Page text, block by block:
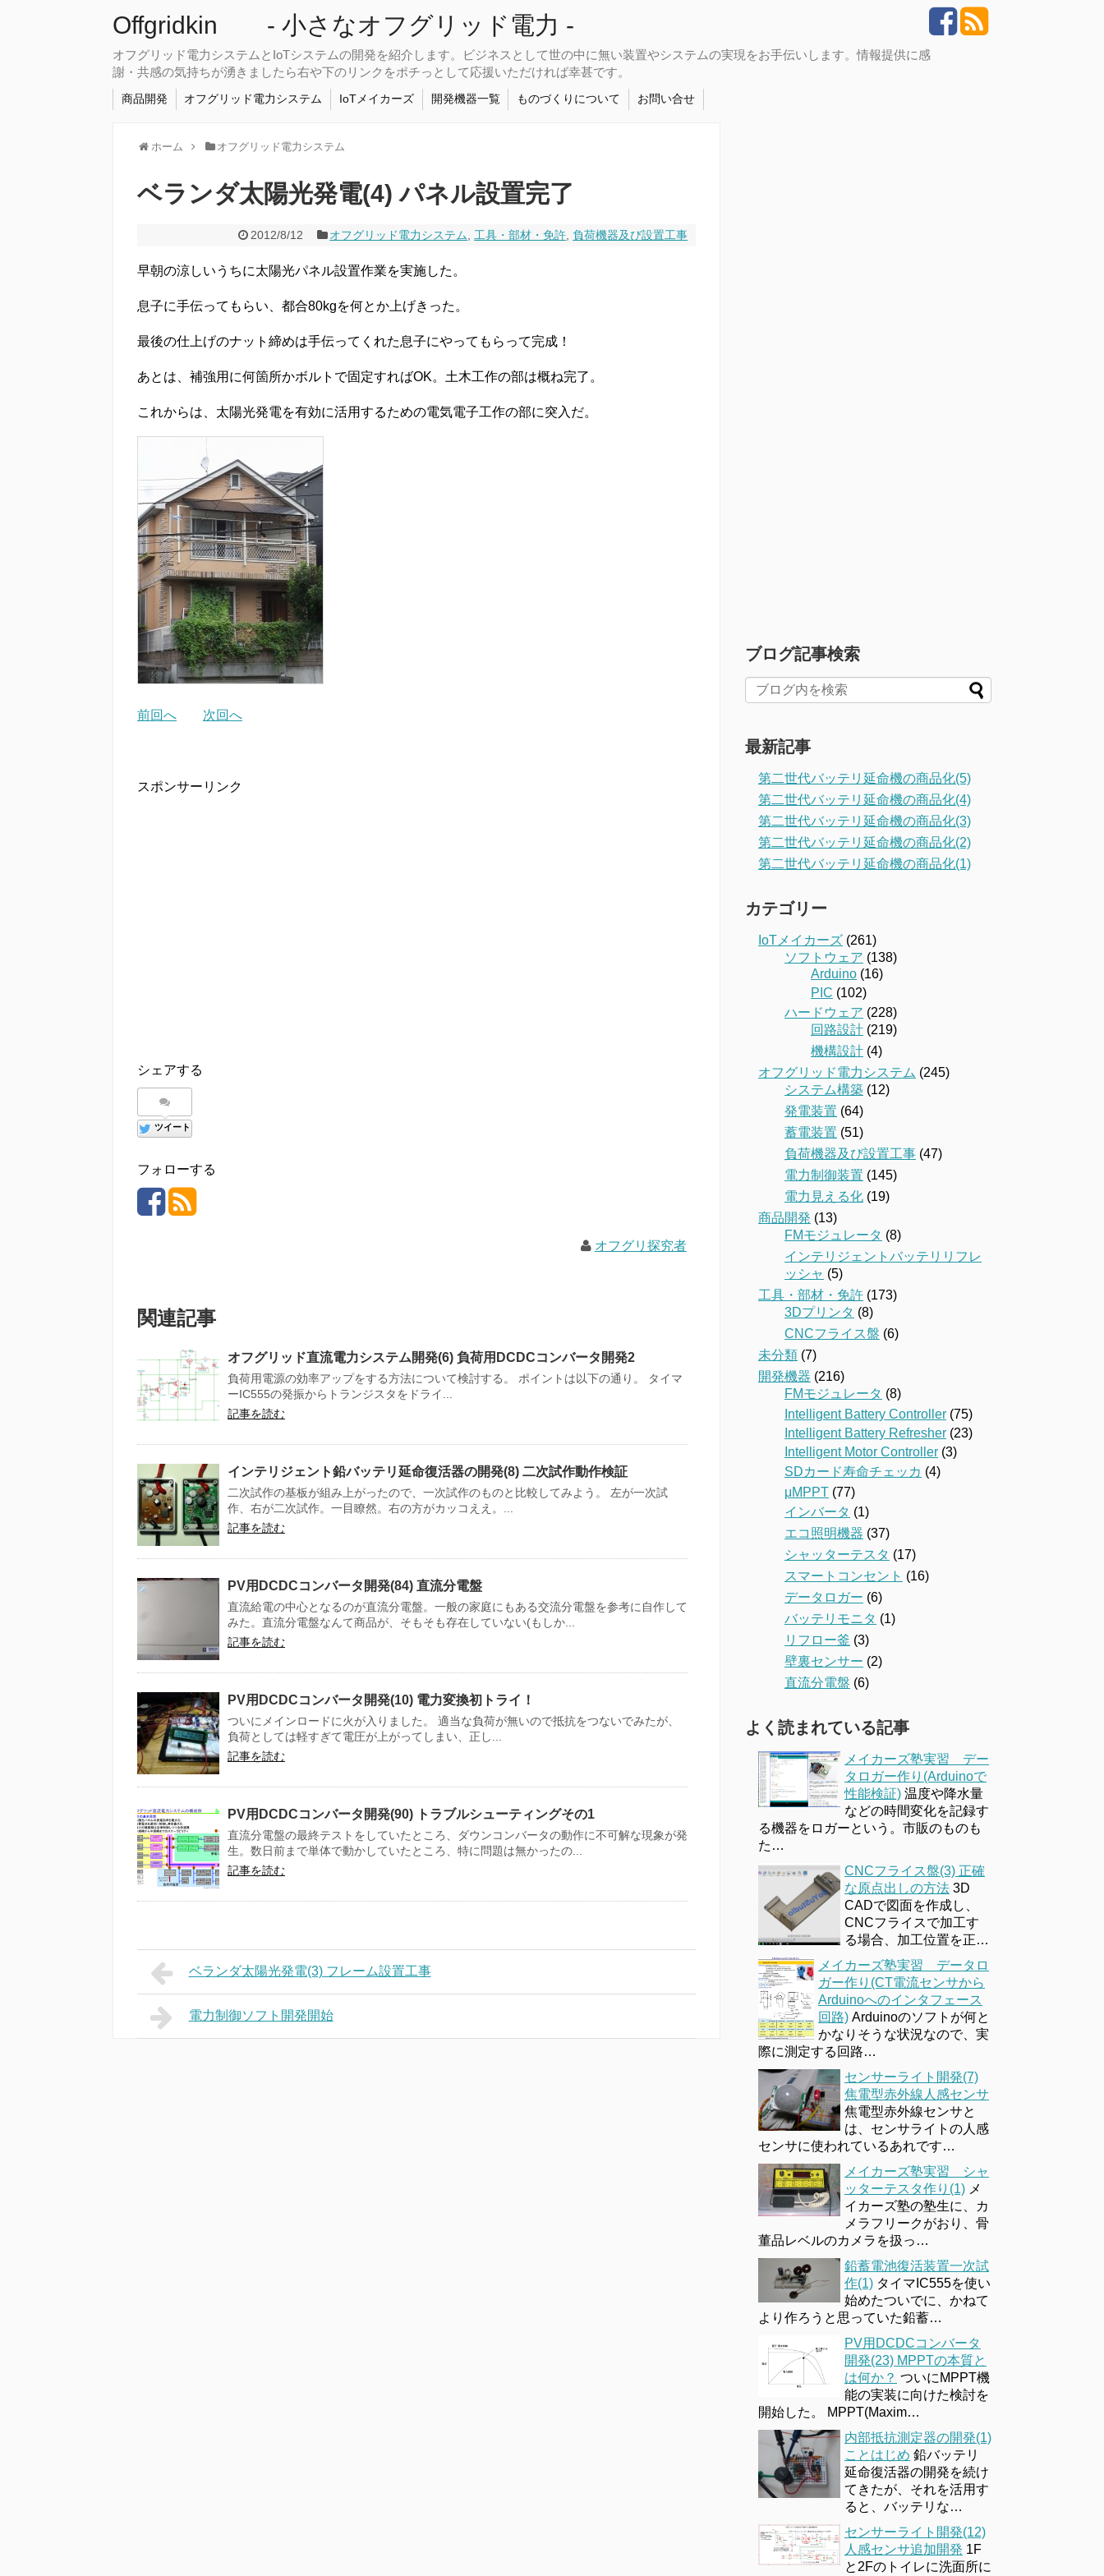
Offgridkin - 小さなオフグリッド電力 -
オフグリッド電力システムとIoTシステムの開発を紹介します。ビジネスとして世の中に無い装置やシステムの実現をお手伝いします。情報提供に感
謝・共感の気持ちが湧きましたら右や下のリンクをポチっとして応援いただければ幸甚です。
商品開発 オフグリッド電力システム IoTメイカーズ 開発機器一覧 ものづくりについて お問い合せ
ホーム オフグリッド電力システム
ベランダ太陽光発電(4) パネル設置完了
2012/8/12 オフグリッド電力システム,工具・部材・免許, 負荷機器及び設置工事
早朝の涼しいうちに太陽光パネル設置作業を実施した。
息子に手伝ってもらい、都合80kgを何とか上げきった。
最後の仕上げのナット締めは手伝ってくれた息子にやってもらって完成！
あとは、補強用に何箇所かボルトで固定すればOK。土木工作の部は概ね完了。
これからは、太陽光発電を有効に活用するための電気電子工作の部に突入だ。
前回へ 次回へ
スポンサーリンク
シェアする
ツイート
フォローする
オフグリ探究者
関連記事
オフグリッド直流電力システム開発(6) 負荷用DCDCコンバータ開発2
負荷用電源の効率アップをする方法について検討する。 ポイントは以下の通り。 タイマ
ーIC555の発振からトランジスタをドライ...
記事を読む
インテリジェント鉛バッテリ延命復活器の開発(8) 二次試作動作検証
二次試作の基板が組み上がったので、一次試作のものと比較してみよう。 左が一次試
作、右が二次試作。一目瞭然。右の方がカッコええ。...
記事を読む
PV用DCDCコンバータ開発(84) 直流分電盤
直流給電の中心となるのが直流分電盤。一般の家庭にもある交流分電盤を参考に自作して
みた。直流分電盤なんて商品が、そもそも存在していない(もしか...
記事を読む
PV用DCDCコンバータ開発(10) 電力変換初トライ！
ついにメインロードに火が入りました。 適当な負荷が無いので抵抗をつないでみたが、
負荷としては軽すぎて電圧が上がってしまい、正し...
記事を読む
PV用DCDCコンバータ開発(90) トラブルシューティングその1
直流分電盤の最終テストをしていたところ、ダウンコンバータの動作に不可解な現象が発
生。数日前まで単体で動かしていたところ、特に問題は無かったの...
記事を読む
ベランダ太陽光発電(3) フレーム設置工事
電力制御ソフト開発開始
ブログ記事検索
最新記事
第二世代バッテリ延命機の商品化(5)
第二世代バッテリ延命機の商品化(4)
第二世代バッテリ延命機の商品化(3)
第二世代バッテリ延命機の商品化(2)
第二世代バッテリ延命機の商品化(1)
カテゴリー
IoTメイカーズ (261)
ソフトウェア (138)
Arduino (16)
PIC (102)
ハードウェア (228)
回路設計 (219)
機構設計 (4)
オフグリッド電力システム (245)
システム構築 (12)
発電装置 (64)
蓄電装置 (51)
負荷機器及び設置工事 (47)
電力制御装置 (145)
電力見える化 (19)
商品開発 (13)
FMモジュレータ (8)
インテリジェントバッテリリフレ
ッシャ (5)
工具・部材・免許 (173)
3Dプリンタ (8)
CNCフライス盤 (6)
未分類 (7)
開発機器 (216)
FMモジュレータ (8)
Intelligent Battery Controller (75)
Intelligent Battery Refresher (23)
Intelligent Motor Controller (3)
SDカード寿命チェッカ (4)
μMPPT (77)
インバータ (1)
エコ照明機器 (37)
シャッターテスタ (17)
スマートコンセント (16)
データロガー (6)
バッテリモニタ (1)
リフロー釜 (3)
壁裏センサー (2)
直流分電盤 (6)
よく読まれている記事
メイカーズ塾実習 デー
タロガー作り(Arduinoで
性能検証) 温度や降水量
などの時間変化を記録す
る機器をロガーという。市販のものも
た…
CNCフライス盤(3) 正確
な原点出しの方法 3D
CADで図面を作成し、
CNCフライスで加工す
る場合、加工位置を正…
メイカーズ塾実習 データロ
ガー作り(CT電流センサから
Arduinoへのインタフェース
回路) Arduinoのソフトが何と
かなりそうな状況なので、実
際に測定する回路…
センサーライト開発(7)
焦電型赤外線人感センサ
焦電型赤外線センサと
は、センサライトの人感
センサに使われているあれです…
メイカーズ塾実習 シャ
ッターテスタ作り(1) メ
イカーズ塾の塾生に、カ
メラフリークがおり、骨
董品レベルのカメラを扱っ…
鉛蓄電池復活装置一次試
作(1) タイマIC555を使い
始めたついでに、かねて
より作ろうと思っていた鉛蓄…
PV用DCDCコンバータ
開発(23) MPPTの本質と
は何か？ ついにMPPT機
能の実装に向けた検討を
開始した。 MPPT(Maxim…
内部抵抗測定器の開発(1)
ことはじめ 鉛バッテリ
延命復活器の開発を続け
てきたが、それを活用す
ると、バッテリな…
センサーライト開発(12)
人感センサ追加開発 1F
と2Fのトイレに洗面所に